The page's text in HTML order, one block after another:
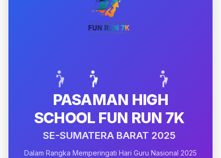
PASAMAN HIGH
SCHOOL FUN RUN 7K
SE-SUMATERA BARAT 2025
Dalam Rangka Memperingati Hari Guru Nasional 2025